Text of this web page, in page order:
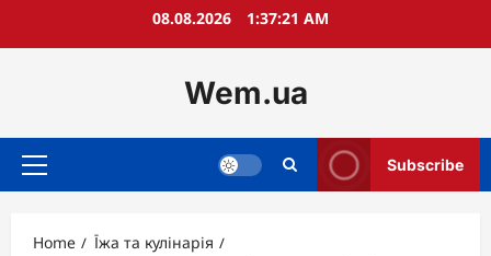
08.08.2026 1:37:22 AM
Wem.ua
Primary
Subscribe
Home
Їжа та кулінарія